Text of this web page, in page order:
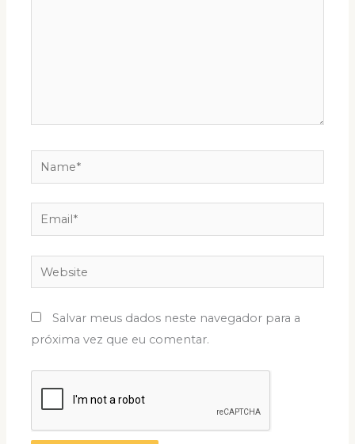
Name*
Email*
Website
Salvar meus dados neste navegador para a
próxima vez que eu comentar.